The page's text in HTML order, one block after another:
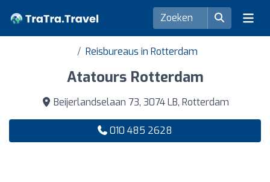
Reisbureaus in Rotterdam
Atatours Rotterdam
Beijerlandselaan 73, 3074 LB, Rotterdam
010 485 2628